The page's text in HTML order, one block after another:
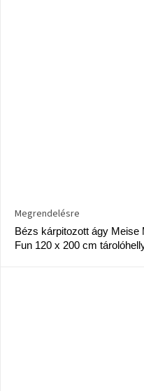
Bézs kárpitozott ágy Meise
Fun 120 x 200 cm
Megrendelésre